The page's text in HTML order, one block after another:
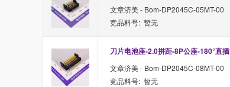
文章济美 - Bom-DP2045C-05MT-00
竞品料号: 暂无
刀片电池座-2.0拼距-8P公座-180°直插
文章济美 - Bom-DP2045C-08MT-00
竞品料号: 暂无